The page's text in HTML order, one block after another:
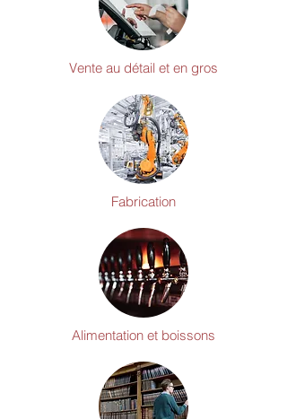
Vente au détail et en gros
Fabrication
Alimentation et boissons